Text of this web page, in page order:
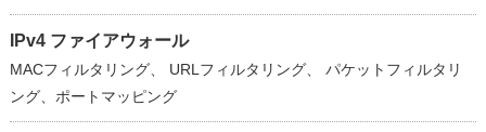
IPv4 ファイアウォール
MACフィルタリング、 URLフィルタリング、 パケットフィルタリ
ング、ポートマッピング